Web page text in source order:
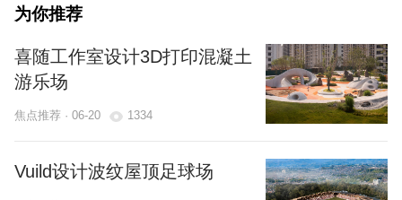
为你推荐
喜随工作室设计3D打印混凝土
游乐场
焦点推荐 · 06-20 1334
Vuild设计波纹屋顶足球场